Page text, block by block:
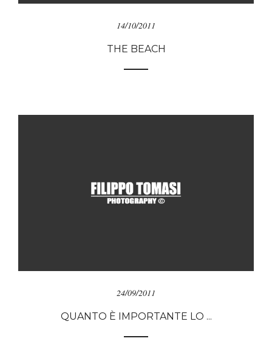
14/10/2011
THE BEACH
24/09/2011
QUANTO È IMPORTANTE LO ...